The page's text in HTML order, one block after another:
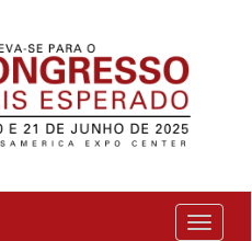
Exibir